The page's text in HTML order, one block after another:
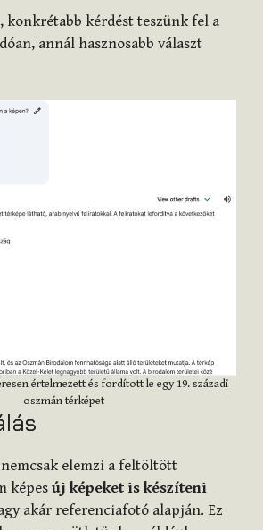
konkrétabb kérdést teszünk fel a
annál hasznosabb választ
értelmezett és fordított le egy 19. századi
oszmán térképet
elemzi a feltöltött
képes új képeket is készíteni
akár referenciafotó alapján. Ez